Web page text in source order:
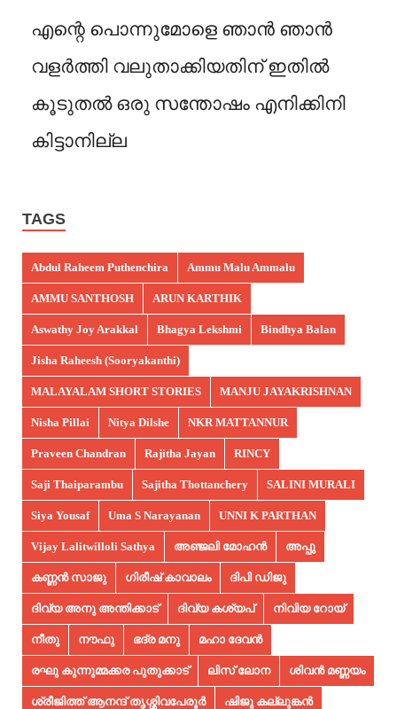
എന്റെ പൊന്നുമോളെ ഞാൻ ഞാൻ
വളർത്തി വലുതാക്കിയതിന് ഇതിൽ
കൂടുതൽ ഒരു സന്തോഷം എനിക്കിനി
കിട്ടാനില്ല
TAGS
Abdul Raheem Puthenchira Ammu Malu Ammalu
AMMU SANTHOSH ARUN KARTHIK
Aswathy Joy Arakkal Bhagya Lekshmi Bindhya Balan
Jisha Raheesh (Sooryakanthi)
MALAYALAM SHORT STORIES MANJU JAYAKRISHNAN
Nisha Pillai Nitya Dilshe NKR MATTANNUR
Praveen Chandran Rajitha Jayan RINCY
Saji Thaiparambu Sajitha Thottanchery SALINI MURALI
Siya Yousaf Uma S Narayanan UNNI K PARTHAN
Vijay Lalitwilloli Sathya അഞ്ജലി മോഹൻ അപ്പു
കണ്ണൻ സാജു ഗിരീഷ് കാവാലം ദിപി ഡിജു
ദിവ്യ അനു അന്തിക്കാട് ദിവ്യ കശ്യപ് നിവിയ റോയ്
നീതു നൗഫു ഭദ്ര മനു മഹാ ദേവൻ
രഘു കുന്നുമ്മക്കര പുതുക്കാട് ലിസ് ലോന ശിവൻ മണ്ണയം
ശ്രീജിത്ത് ആനന്ദ് തൃശ്ശിവപേരൂർ ഷിജു കല്ലുങ്കൻ